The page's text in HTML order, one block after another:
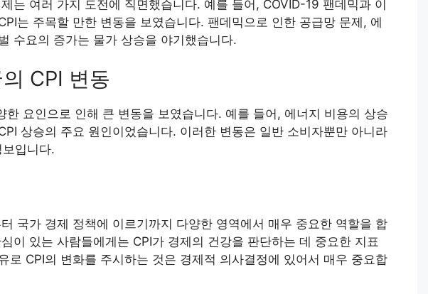
는 여러 가지 도전에 직면했습니다. 예를 들어, COVID-19 팬데믹과 이
는 주목할 만한 변동을 보였습니다. 팬데믹으로 인한 공급망 문제, 에
수요의 증가는 물가 상승을 야기했습니다.
CPI 변동
한 요인으로 인해 큰 변동을 보였습니다. 예를 들어, 에너지 비용의 상승
상승의 주요 원인이었습니다. 이러한 변동은 일반 소비자뿐만 아니라
입니다.
국가 경제 정책에 이르기까지 다양한 영역에서 매우 중요한 역할을 합
이 있는 사람들에게는 CPI가 경제의 건강을 판단하는 데 중요한 지표
로 CPI의 변화를 주시하는 것은 경제적 의사결정에 있어서 매우 중요합